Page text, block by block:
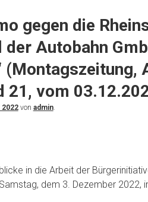
gegen die
Autobahn
21, vom
von admin.
in die Arbeit der
dem 3. Dezember 2022,